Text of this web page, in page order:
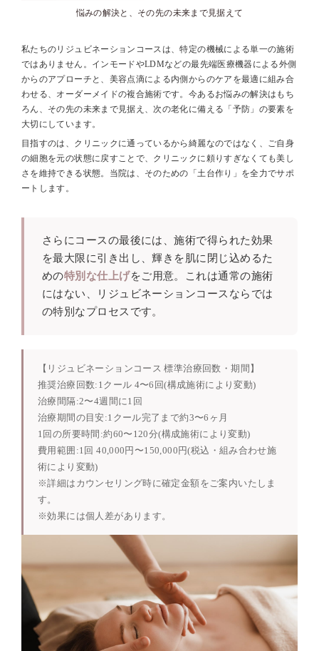
悩みの解決と、その先の未来まで見据えて
私たちのリジュビネーションコースは、特定の機械による単一の施術
ではありません。インモードやLDMなどの最先端医療機器による外側
からのアプローチと、美容点滴による内側からのケアを最適に組み合
わせる、オーダーメイドの複合施術です。今あるお悩みの解決はもち
ろん、その先の未来まで見据え、次の老化に備える「予防」の要素を
大切にしています。
目指すのは、クリニックに通っているから綺麗なのではなく、ご自身
の細胞を元の状態に戻すことで、クリニックに頼りすぎなくても美し
さを維持できる状態。当院は、そのための「土台作り」を全力でサポ
ートします。
さらにコースの最後には、施術で得られた効果
を最大限に引き出し、輝きを肌に閉じ込めるた
めの特別な仕上げをご用意。これは通常の施術
にはない、リジュビネーションコースならでは
の特別なプロセスです。
【リジュビネーションコース 標準治療回数・期間】
推奨治療回数:1クール 4〜6回(構成施術により変動)
治療間隔:2〜4週間に1回
治療期間の目安:1クール完了まで約3〜6ヶ月
1回の所要時間:約60〜120分(構成施術により変動)
費用範囲:1回 40,000円〜150,000円(税込・組み合わせ施
術により変動)
※詳細はカウンセリング時に確定金額をご案内いたしま
す。
※効果には個人差があります。